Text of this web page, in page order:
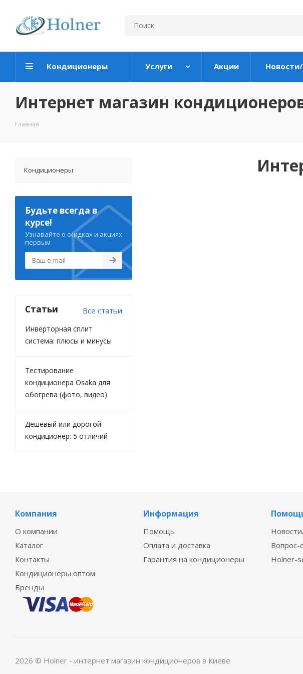
Кондиционеры Услуги Акции
Интернет магазин
Главная
Кондиционеры
Будьте всегда в
курсе!
Узнавайте о скидках и акциях
первым
Статьи Все статьи
Инверторная сплит
система: плюсы и минусы
Тестирование
кондиционера Osaka для
обогрева (фото, видео)
Дешёвый или дорогой
кондиционер: 5 отличий
Компания
О компании
Каталог
Контакты
Кондиционеры оптом
Бренды
Информация
Помощь
Оплата и доставка
Гарантия на кондиционеры
Вопрос-
Holner-
2026 © Holner - интернет магазин кондиционеров в Киеве